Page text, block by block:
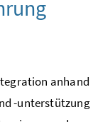
anhand
-unterstützung